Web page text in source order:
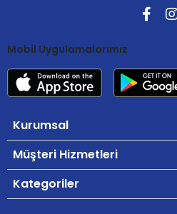
Mobil Uygulamalarımız
Kurumsal
Müşteri Hizmetleri
Kategoriler